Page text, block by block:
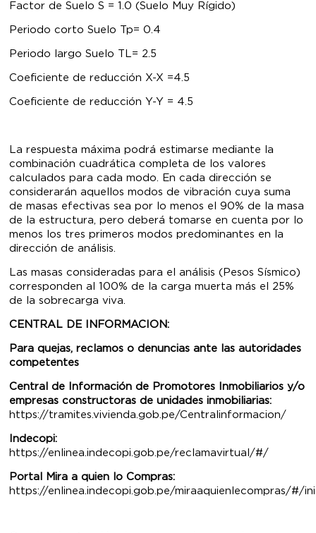
Factor de Suelo S = 1.0 (Suelo Muy Rígido)
Periodo corto Suelo Tp= 0.4
Periodo largo Suelo TL= 2.5
Coeficiente de reducción X-X =4.5
Coeficiente de reducción Y-Y = 4.5
La respuesta máxima podrá estimarse mediante la
combinación cuadrática completa de los valores
calculados para cada modo. En cada dirección se
considerarán aquellos modos de vibración cuya suma
de masas efectivas sea por lo menos el 90% de la masa
de la estructura, pero deberá tomarse en cuenta por lo
menos los tres primeros modos predominantes en la
dirección de análisis.
Las masas consideradas para el análisis (Pesos Sísmico)
corresponden al 100% de la carga muerta más el 25%
de la sobrecarga viva.
CENTRAL DE INFORMACION:
Para quejas, reclamos o denuncias ante las autoridades
competentes
Central de Información de Promotores Inmobiliarios y/o
empresas constructoras de unidades inmobiliarias:
https://tramites.vivienda.gob.pe/Centralinformacion/
Indecopi:
https://enlinea.indecopi.gob.pe/reclamavirtual/#/
Portal Mira a quien lo Compras:
https://enlinea.indecopi.gob.pe/miraaquienlecompras/#/